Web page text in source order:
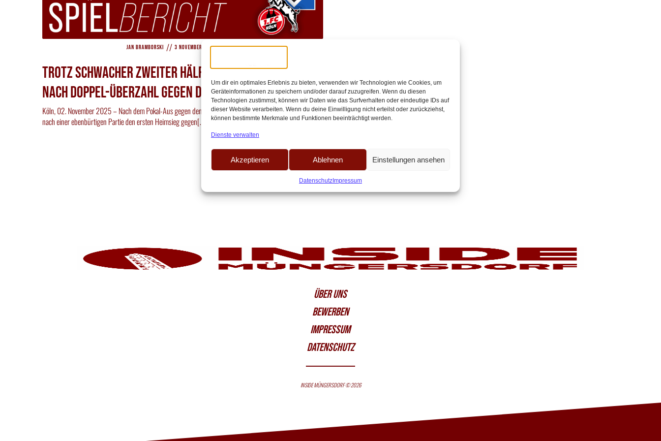
Um dir ein optimales Erlebnis zu bieten, verwenden wir Technologien wie Cookies, um
Geräteinformationen zu speichern und/oder darauf zuzugreifen. Wenn du diesen
Technologien zustimmst, können wir Daten wie das Surfverhalten oder eindeutige IDs auf
dieser Website verarbeiten. Wenn du deine Einwilligung nicht erteilst oder zurückziehst,
können bestimmte Merkmale und Funktionen beeinträchtigt werden.
Dienste verwalten
Akzeptieren Ablehnen Einstellungen ansehen
DatenschutzImpressum
Jan Bramborski // 3 November 2025 // 19:46
Trotz schwacher zweiter Hälfte: FC gewinnt 4:1
nach Doppel-Überzahl gegen den HSV
Köln, 02. November 2025 – Nach dem Pokal-Aus gegen den FC Bayern München sicherte sich der FC
nach einer ebenbürtigen Partie den ersten Heimsieg gegen[…]
ÜBER UNS
BEWERBEN
IMPRESSUM
DATENSCHUTZ
INSIDE MÜNGERSDORF © 2026